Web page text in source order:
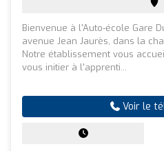
Bienvenue à l'Auto-école Gare
avenue Jean Jaurès, dans la
Notre établissement vous
vous initier à l'apprenti...
Voir le